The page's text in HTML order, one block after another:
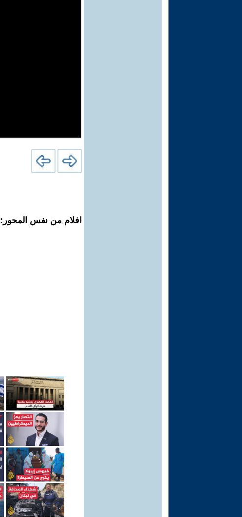
افلام من نفس المحور: